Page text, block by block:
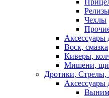
Чехлы
Аксессуары
Воск, смазка
Киверы,
Мишени,
Дротики,
Аксессуары